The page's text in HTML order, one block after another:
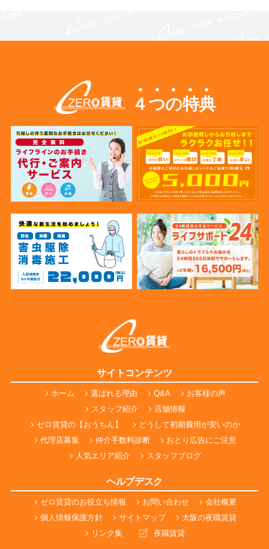
４つの特典
サイトコンテンツ
ホーム 選ばれる理由 Q&A
お客様の声
スタッフ紹介
店舗情報
ゼロ賃貸の【おうちん】
どうして初期費用が安いのか
代理店募集
仲介手数料診断
おとり広告にご注意
人気エリア紹介
スタッフブログ
ヘルプデスク
ゼロ賃貸のお役立ち情報 お問い合わせ
会社概要
個人情報保護方針
サイトマップ
大阪の夜職賃貸
リンク集
夜職賃貸